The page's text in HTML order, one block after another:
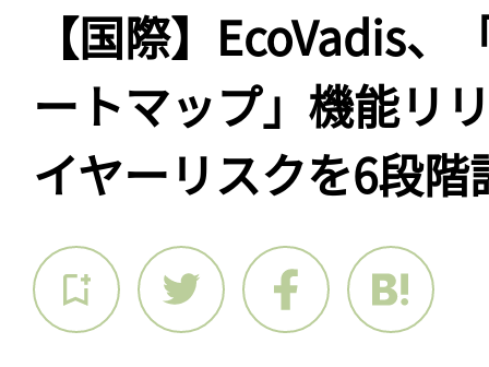
【国際】EcoVadis、
ートマップ」機能リ
イヤーリスクを6段階